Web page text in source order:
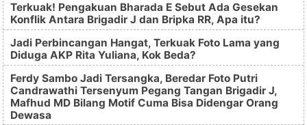
Terkuak! Pengakuan Bharada E Sebut Ada Gesekan
Konflik Antara Brigadir J dan Bripka RR, Apa itu?
Jadi Perbincangan Hangat, Terkuak Foto Lama yang
Diduga AKP Rita Yuliana, Kok Beda?
Ferdy Sambo Jadi Tersangka, Beredar Foto Putri
Candrawathi Tersenyum Pegang Tangan Brigadir J,
Mafhud MD Bilang Motif Cuma Bisa Didengar Orang
Dewasa